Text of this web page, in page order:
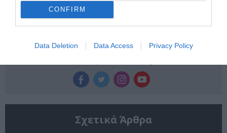
CONFIRM
Data Deletion Data Access Privacy Policy
Σχετικά Άρθρα